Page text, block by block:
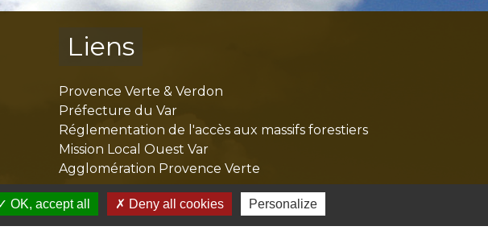
Liens
Provence Verte & Verdon
Préfecture du Var
Réglementation de l'accès aux massifs forestiers
Mission Local Ouest Var
Agglomération Provence Verte
OK, accept all Deny all cookies Personalize